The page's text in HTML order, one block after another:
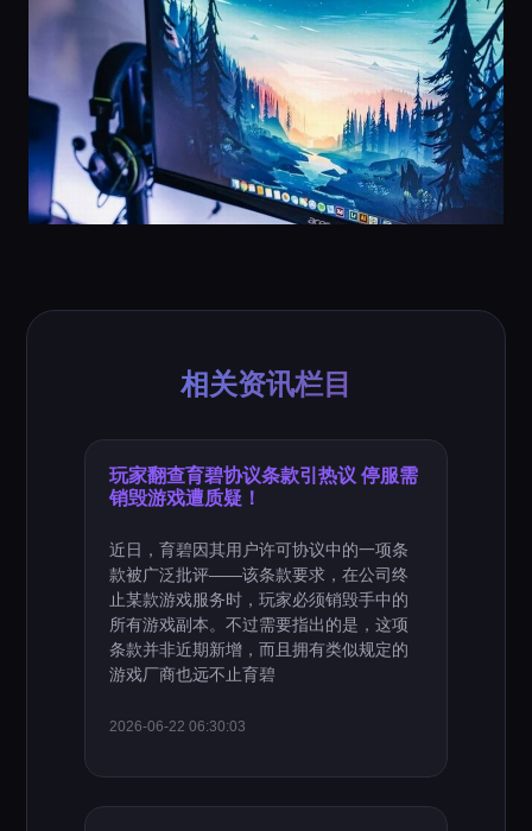
相关资讯栏目
玩家翻查育碧协议条款引热议 停服需
销毁游戏遭质疑！
近日，育碧因其用户许可协议中的一项条
款被广泛批评——该条款要求，在公司终
止某款游戏服务时，玩家必须销毁手中的
所有游戏副本。不过需要指出的是，这项
条款并非近期新增，而且拥有类似规定的
游戏厂商也远不止育碧
2026-06-22 06:30:03